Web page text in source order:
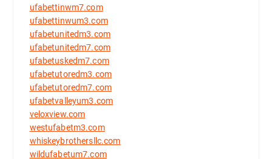
ufabettinwm7.com
ufabettinwum3.com
ufabetunitedm3.com
ufabetunitedm7.com
ufabetuskedm7.com
ufabetutoredm3.com
ufabetutoredm7.com
ufabetvalleyum3.com
veloxview.com
westufabetm3.com
whiskeybrothersllc.com
wildufabetum7.com